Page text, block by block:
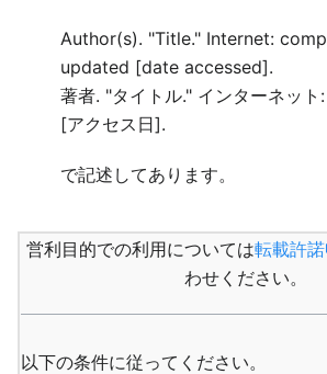
Author(s). "Title." Internet:
updated [date accessed].
著者. "タイトル." インターネット
[アクセス日].
で記述してあります。
営利目的での利用については転載許
わせください。
以下の条件に従ってください。